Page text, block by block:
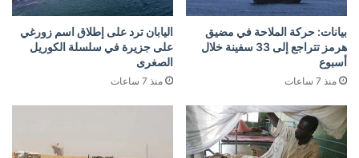
بيانات: حركة الملاحة في مضيق
هرمز تتراجع إلى 33 سفينة خلال
أسبوع
منذ 7 ساعات
اليابان ترد على إطلاق اسم زورغي
على جزيرة في سلسلة الكوريل
الصغرى
منذ 7 ساعات